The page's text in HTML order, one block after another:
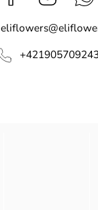
eliflowers@
+421905709243